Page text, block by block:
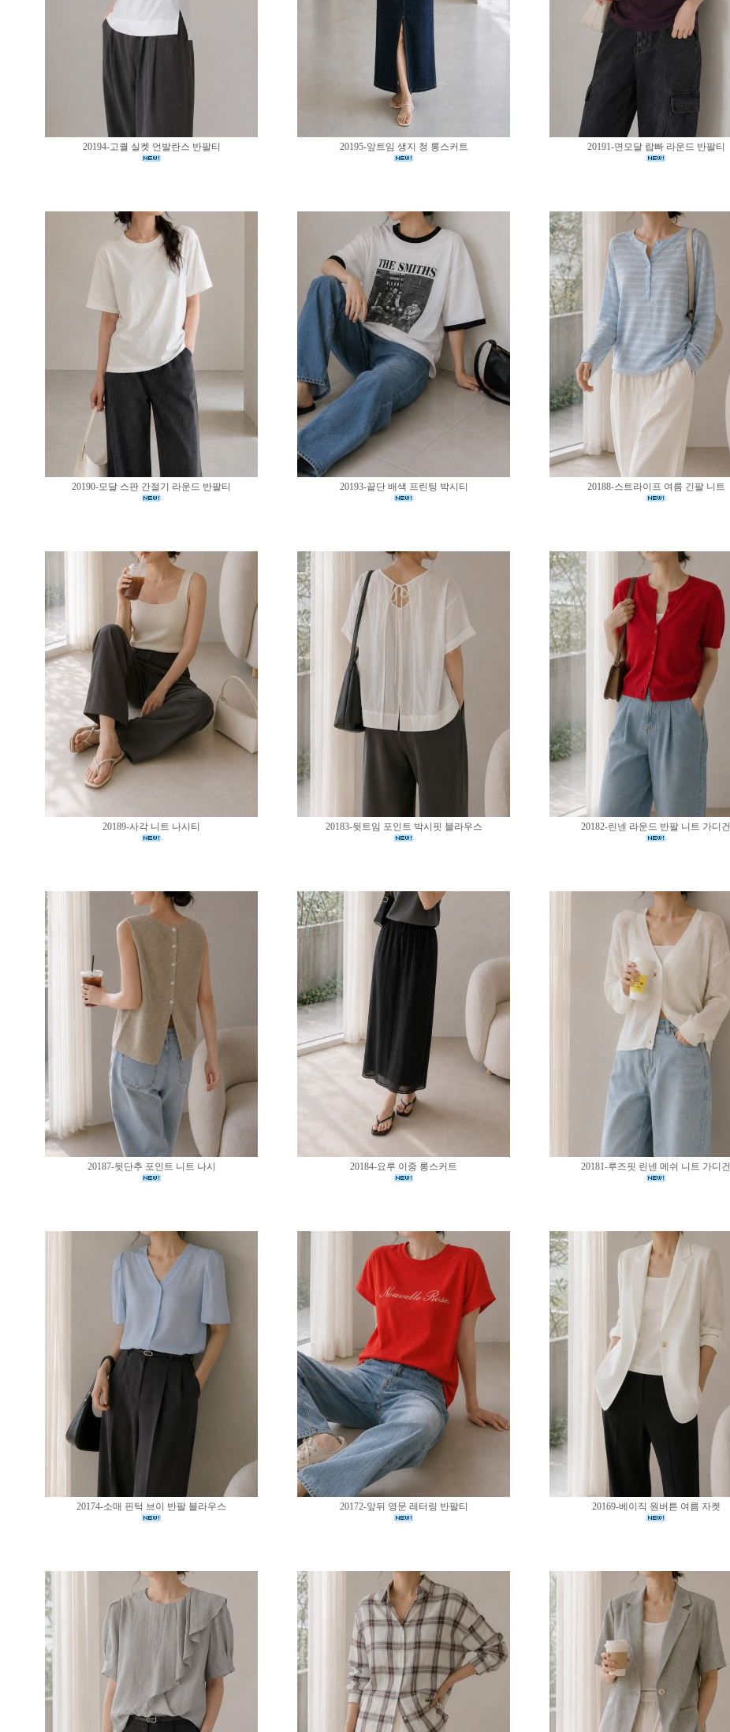
20194-고퀄 실켓 언발란스 반팔티 20195-앞트임 생지 청 롱스커트 20191-면모달 랍빠 라운드 반팔티
20190-모달 스판 간절기 라운드 반팔티 20193-끝단 배색 프린팅 박시티 20188-스트라이프 여름 긴팔 니트
20189-사각 니트 나시티 20183-뒷트임 포인트 박시핏 블라우스 20182-린넨 라운드 반팔 니트 가디건
20187-뒷단추 포인트 니트 나시 20184-요루 이중 롱스커트 20181-루즈핏 린넨 메쉬 니트 가디건
20174-소매 핀턱 브이 반팔 블라우스 20172-앞뒤 영문 레터링 반팔티 20169-베이직 원버튼 여름 자켓